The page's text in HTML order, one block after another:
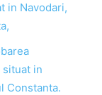
in Navodari,
in
Constanta.